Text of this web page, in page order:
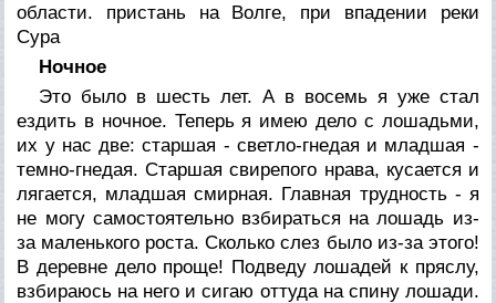
области. пристань на Волге, при впадении реки
Сура
Ночное
Это было в шесть лет. А в восемь я уже стал
ездить в ночное. Теперь я имею дело с лошадьми,
их у нас две: старшая - светло-гнедая и младшая -
темно-гнедая. Старшая свирепого нрава, кусается и
лягается, младшая смирная. Главная трудность - я
не могу самостоятельно взбираться на лошадь из-
за маленького роста. Сколько слез было из-за этого!
В деревне дело проще! Подведу лошадей к пряслу,
взбираюсь на него и сигаю оттуда на спину лошади.